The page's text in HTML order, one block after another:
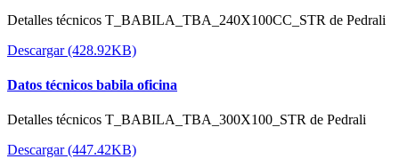
Detalles técnicos T_BABILA_TBA_240X100CC_STR de Pedrali
Descargar (428.92KB)
Datos técnicos babila oficina
Detalles técnicos T_BABILA_TBA_300X100_STR de Pedrali
Descargar (447.42KB)